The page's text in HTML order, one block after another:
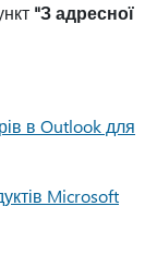
"З адресної
в Outlook для
Microsoft